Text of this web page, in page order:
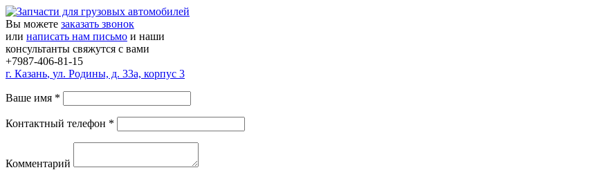
Вы можете заказать звонок
или написать нам письмо и наши
консультанты свяжутся с вами
+7987-406-81-15
г. Казань, ул. Родины, д. 33а, корпус 3
Ваше имя *
Контактный телефон *
Комментарий